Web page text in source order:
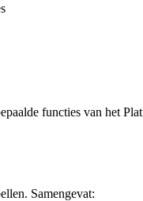
functies van het
Samengevat: